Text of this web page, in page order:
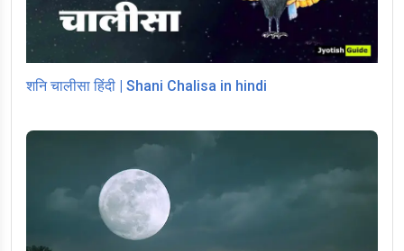
शनि चालीसा हिंदी | Shani Chalisa in hindi